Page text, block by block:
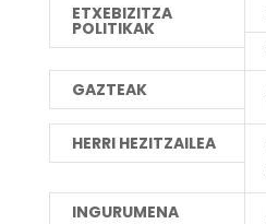
ETXEBIZITZA
POLITIKAK
GAZTEAK
HERRI HEZITZAILEA
INGURUMENA